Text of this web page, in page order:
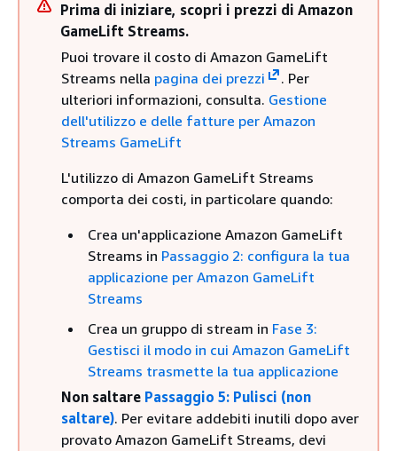
Prima di iniziare, scopri i prezzi di Amazon
GameLift Streams.
Puoi trovare il costo di Amazon GameLift
Streams nella pagina dei prezzi
. Per
ulteriori informazioni, consulta. Gestione
dell'utilizzo e delle fatture per Amazon
Streams GameLift
L'utilizzo di Amazon GameLift Streams
comporta dei costi, in particolare quando:
Crea un'applicazione Amazon GameLift
Streams in Passaggio 2: configura la tua
applicazione per Amazon GameLift
Streams
Crea un gruppo di stream in Fase 3:
Gestisci il modo in cui Amazon GameLift
Streams trasmette la tua applicazione
Non saltare Passaggio 5: Pulisci (non
saltare). Per evitare addebiti inutili dopo aver
provato Amazon GameLift Streams, devi